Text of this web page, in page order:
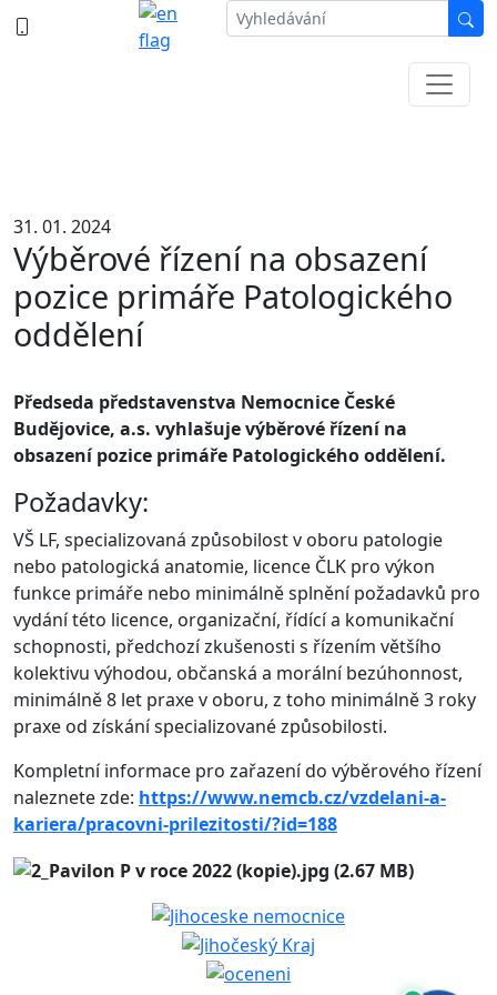
31. 01. 2024
Výběrové řízení na obsazení
pozice primáře Patologického
oddělení
Předseda představenstva Nemocnice České
Budějovice, a.s. vyhlašuje výběrové řízení na
obsazení pozice primáře Patologického oddělení.
Požadavky:
VŠ LF, specializovaná způsobilost v oboru patologie
nebo patologická anatomie, licence ČLK pro výkon
funkce primáře nebo minimálně splnění požadavků pro
vydání této licence, organizační, řídící a komunikační
schopnosti, předchozí zkušenosti s řízením většího
kolektivu výhodou, občanská a morální bezúhonnost,
minimálně 8 let praxe v oboru, z toho minimálně 3 roky
praxe od získání specializované způsobilosti.
Kompletní informace pro zařazení do výběrového řízení
naleznete zde: https://www.nemcb.cz/vzdelani-a-
kariera/pracovni-prilezitosti/?id=188